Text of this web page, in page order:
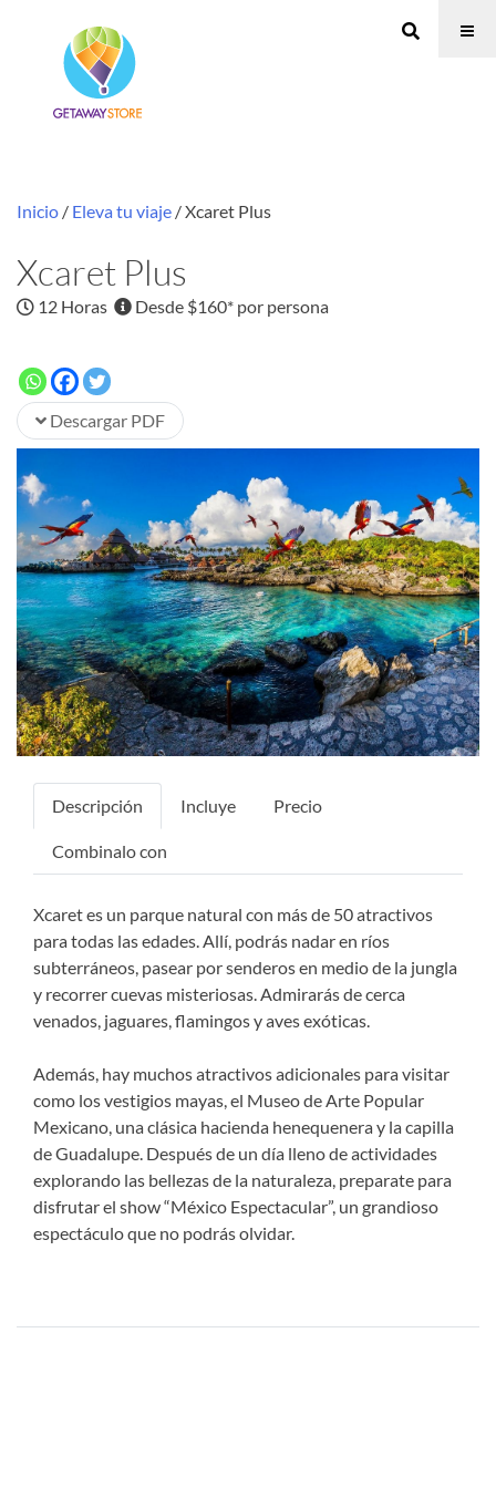
Inicio / Eleva tu viaje / Xcaret Plus
Xcaret Plus
12 Horas Desde $160* por persona
Descargar PDF
Descripción
Incluye Precio
Combinalo con
Xcaret es un parque natural con más de 50 atractivos
para todas las edades. Allí, podrás nadar en ríos
subterráneos, pasear por senderos en medio de la jungla
y recorrer cuevas misteriosas. Admirarás de cerca
venados, jaguares, flamingos y aves exóticas.
Además, hay muchos atractivos adicionales para visitar
como los vestigios mayas, el Museo de Arte Popular
Mexicano, una clásica hacienda henequenera y la capilla
de Guadalupe. Después de un día lleno de actividades
explorando las bellezas de la naturaleza, preparate para
disfrutar el show “México Espectacular”, un grandioso
espectáculo que no podrás olvidar.